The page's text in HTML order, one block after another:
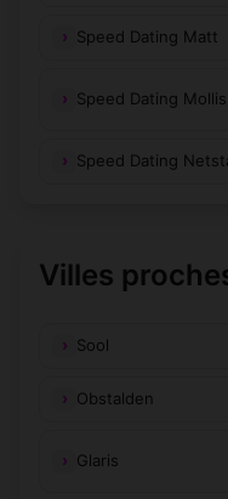
Speed Dating Matt
Speed Dating Mollis
Speed Dating
Villes
Sool
Obstalden
Glaris